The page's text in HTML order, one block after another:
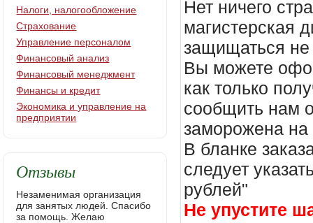
Нет ничего
магистерская
защищаться не
Вы можете
как только
сообщить нам
заморожена
В бланке
следует
рублей"
Не упустите
Налоги, налогообложение
Страхование
Управление персоналом
Финансовый анализ
Финансовый менеджмент
Финансы и кредит
Экономика и управление на
предприятии
Отзывы
Незаменимая организация
для занятых людей. Спасибо
за помощь. Желаю